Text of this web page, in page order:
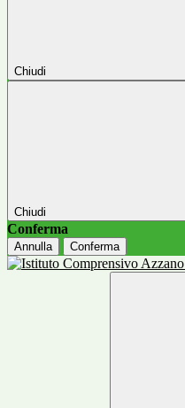
Chiudi
Chiudi
Conferma
Annulla Conferma